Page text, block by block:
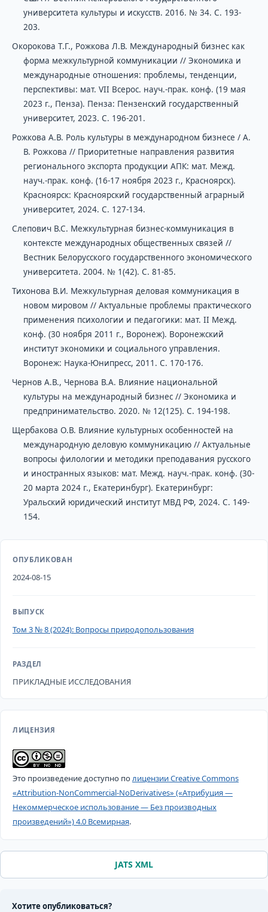
университета культуры и искусств. 2016. № 34. С. 193-
203.
Окорокова Т.Г., Рожкова Л.В. Международный бизнес как
форма межкультурной коммуникации // Экономика и
международные отношения: проблемы, тенденции,
перспективы: мат. VII Всерос. науч.-прак. конф. (19 мая
2023 г., Пенза). Пенза: Пензенский государственный
университет, 2023. С. 196-201.
Рожкова А.В. Роль культуры в международном бизнесе / А.
В. Рожкова // Приоритетные направления развития
регионального экспорта продукции АПК: мат. Межд.
науч.-прак. конф. (16-17 ноября 2023 г., Красноярск).
Красноярск: Красноярский государственный аграрный
университет, 2024. С. 127-134.
Слепович В.С. Межкультурная бизнес-коммуникация в
контексте международных общественных связей //
Вестник Белорусского государственного экономического
университета. 2004. № 1(42). С. 81-85.
Тихонова В.И. Межкультурная деловая коммуникация в
новом мировом // Актуальные проблемы практического
применения психологии и педагогики: мат. II Межд.
конф. (30 ноября 2011 г., Воронеж). Воронежский
институт экономики и социального управления.
Воронеж: Наука-Юнипресс, 2011. С. 170-176.
Чернов А.В., Чернова В.А. Влияние национальной
культуры на международный бизнес // Экономика и
предпринимательство. 2020. № 12(125). С. 194-198.
Щербакова О.В. Влияние культурных особенностей на
международную деловую коммуникацию // Актуальные
вопросы филологии и методики преподавания русского
и иностранных языков: мат. Межд. науч.-прак. конф. (30-
20 марта 2024 г., Екатеринбург). Екатеринбург:
Уральский юридический институт МВД РФ, 2024. С. 149-
154.
ОПУБЛИКОВАН
2024-08-15
ВЫПУСК
Том 3 № 8 (2024): Вопросы природопользования
РАЗДЕЛ
ПРИКЛАДНЫЕ ИССЛЕДОВАНИЯ
ЛИЦЕНЗИЯ
Это произведение доступно полицензии Creative Commons
«Attribution-NonCommercial-NoDerivatives» («Атрибуция —
Некоммерческое использование — Без производных
произведений») 4.0 Всемирная.
JATS XML
Хотите опубликоваться?